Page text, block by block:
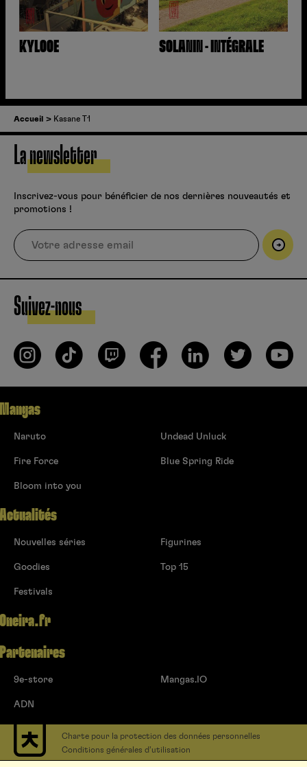
KYLOOE SOLANIN - INTÉGRALE
Accueil Kasane T1
La newsletter
Inscrivez-vous pour bénéficier de nos dernières nouveautés et
promotions !
Suivez-nous
Mangas
Naruto
Fire Force
Bloom into you
Undead Unluck
Blue Spring Ride
Actualités
Nouvelles séries
Goodies
Festivals
Figurines
Top 15
Oneira.fr
Partenaires
9e-store
ADN
Mangas.IO
Charte pour la protection des données personnelles
Conditions générales d’utilisation